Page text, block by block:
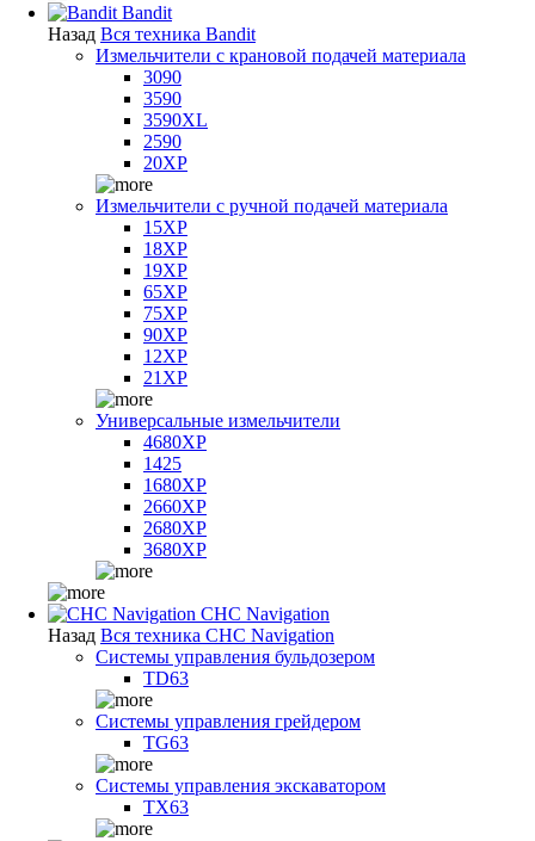
Bandit
Назад Вся техника Bandit
Измельчители с крановой подачей материала
3090
3590
3590XL
2590
20XP
Измельчители с ручной подачей материала
15XP
18XP
19XP
65XP
75XP
90XP
12XP
21XP
Универсальные измельчители
4680XP
1425
1680XP
2660XP
2680XP
3680XP
CHC Navigation
Назад Вся техника CHC Navigation
Системы управления бульдозером
TD63
Системы управления грейдером
TG63
Системы управления экскаватором
TX63